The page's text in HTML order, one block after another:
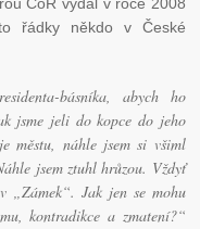
řádky někdo v České
básníka, abych ho
jsme jeli do kopce do jeho
městu, náhle jsem si všiml
jsem ztuhl hrůzou. Vždyť
„Zámek“. Jak jen se mohu
kontradikce a zmatení?“